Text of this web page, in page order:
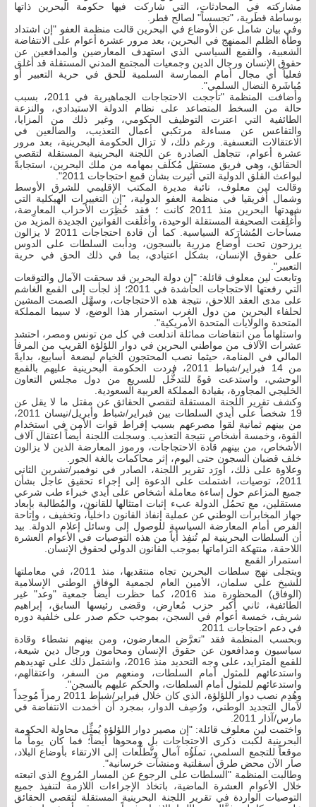
مشاركته في المحادثات، التي شاركت فيها حكومة البحرين ذاتها
بوساطة قطَرية، "تجسساً" لصالح قطر.
وفي بيان شامل عن الأوضاع في البحرين قالت منظمة العفو "إن اشتداد
وطأة الظلم الممنهج في البحرين، بعد مرور عشرة أعوام على الانتفاضة
الشعبية، والقمع السياسي الذي استهدف المعارضين والمدافعين عن
حقوق الإنسان ورجال الدين وجمعيات المجتمع المدني المستقلة قد أغلق
فعلياً أي مجال أمام الممارسة السلمية للحق في حرية التعبير أو
مُباشَرة النضال السلمي".
وأضافت المنظمة "تأججت الاحتجاجات الجماهيرية في 2011، بسبب
حالة من السخط المتصاعد على نظام الدولة الاستبدادي، والنزعة
الطائفية التي اعترت التوظيف الحكومي، وغير ذلك من المزايا،
والتقاعس عن مساءلة مرتكبي أعمال التعذيب، والضالعين في
الاعتقالات التعسفية. ورغم ذلك، لا تزال الحكومة البحرينية، بعد مرور
عشرة أعوام، تتجاهل الصادرة عن اللجنة البحرينية المستقلة لتقصي
الحقائق، وهي فريق مستقل مُكلَف بمهامه من ملك البحرين، استجابةً
لبواعث القلق الدولية التي أُثيرت بشأن قمع احتجاجات 2011".
وقالت لين معلوف، نائبة مديرة المكتب الإقليمي للشرق الأوسط
وشمال أفريقيا في منظمة العفو الدولية، "إن التغييرات الهيكلية التي
شهدتها البحرين منذ 2011 كانت ؛ فقد حُظِرَت الأحزاب المعارِضة،
وأُغلِقت الصحيفة المستقلة الوحيدة، وأغلَقت القوانين الجديدة المزيد من
مساحات المُشارَكة السياسية. كما أن قادة احتجاجات 2011 لا يزالون
يرزحون تحت أوضاع مزرية بالسجون، ودأبت السلطات على الدوس
على حقوق الإنسان، بشكل اعتيادي، بما في ذلك الحق في حرية
التعبير".
وتابعت لين معلوف قائلة: "إن دولة البحرين قد سحقت الآمال والتوقعات
التي رفعتها الاحتجاجات الحاشدة في 2011؛ إذ لجأت إلى القمع الغاشم
على مدى العقد اللاحق، نتيجة هذه الاحتجاجات، وسهَّل الصمت المشين
لحلفاء البحرين من دول الغرب استمرار هذا الوضع، لا سيما المملكة
المتحدة والولايات المتحدة الأمريكية".
واستلهاماً من انتفاضات مماثلة اندلعت في كل من تونس ومصر، احتشد
عشرات الآلاف من مواطني البحرين في دوار اللؤلؤة القريب من المرفأ
المالي في المنامة، حيثما نصب المحتجون الخيام لبضعة أسابيع، بدايةً
من 14 فبراير/شباط 2011، فردت الحكومة البحرينية عليهم بالقمع
الوحشي، واستدعت قوةً للتدخُّل للسريع من دول مجلس التعاون
الخليجي المجاورة، بقيادة المملكة العربية السعودية.
وكشف تقرير اللجنة المستقلة لتقصي الحقائق عن مقتل ما لا يقل عن
19 شخصاً على أيدي السلطات بين فبراير/شباط وأبريل/نيسان 2011،
من بينهم ثمانية لقوا مصرعهم بسبب إفراط قوات الأمن في استخدام
القوة، وخمسة أشخاص نتيجة التعذيب. وسجلت اللجنة أيضاً اعتقال آلاف
الأشخاص، من بينهم قادة الاحتجاجات، ورموز المعارضة الذين لا يزالون
خلف قضبان السجون حتى اليوم، إثر محاكمات بالغة الجور.
وعلاوة على ذلك، أورَد تقرير اللجنة، الصادر في نوفمبر/تشرين الثاني
2011، توصيات، اشتملت على الدعوة إلى إجراء تحقيق عاجل بشأن
جميع المزاعم حول إساءة معاملة أشخاص على أيدي خبراء طب شرعي
مستقلين، مع تحمُل الدولة عبء إثبات امتثالها للقانون، والمُطالبة بإبعاد
جهاز المخابرات الوطني عن عملية إنفاذ القانون داخلياً، وتخفيف ، وإتاحة
الفرص أمام المعارضة السياسية للوصول إلى وسائل إعلام الدولة. بيد
أن السلطات البحرينية لم تُنفِذ أياً من هذه التوصيات في الأعوام العشرة
اللاحقة، منتهكة التزاماتها بموجب القانون الدولي لحقوق الإنسان.
استمرار القمع
ويتجلى نهج سلطات البحرين تجاه منتقديها، منذ 2011، في معاملتها
للشيخ علي سلمان، الأمين العام لجمعية الوفاق الوطني الإسلامية
(الوفاق) المحظورة منذ 2016، كما حظرت أيضاً جمعية "وعد" غير
الطائفية، ثاني أكبر حزب مُعارِض، وقضى رئيسها السابق، إبراهيم
شريف، خمسة أعوام في السجن، بموجب حكم صدر على خلفية دوره
في دعم احتجاجات 2011.
وبحسب المنظمة فقد "تعرَّض المعارضون، ومن بينهم نشطاء وقادة
سياسيون ومدافعون عن حقوق الإنسان ومحامون ورجال دين شيعة،
للقمع المتزايد، على وجه التحديد منذ 2016، واشتمل ذلك على تهديدهم
واستدعائهم للمثول أمام السلطات، ومنعهم من السفر، واعتقالهم،
واستدعائهم للمثول أمام السلطات، والحكم عليهم بالسجن".
وهُدِم نصب دوار اللؤلؤة، الذي كان خلال فبراير/شباط 2011 رمزاً مُوحِداً
لآمال التجديد الوطني، ورُصِف الدوار، بمجرد أن أُخمدت الانتفاضة في
مارس/آذار 2011.
واختمت لين معلوف قائلة: "إن مصير دوار اللؤلؤة يُمثِّل محاولة الحكومة
البحرينية لكبت ذكرى الاحتجاجات بل ومحوها أيضاً؛ فما كان يوماً ما
موقعاً للتجمع السلمي، تملَؤُه آمال وتَّطلُّعات إلى الارتقاء بأوضاع البلاد،
صار الآن محض طرق أسفلتية ومنشآت خرسانية".
وطالبت المنظمة "السلطات على الرجوع عن المسار المُروِع الذي اتبعته
خلال الأعوام العشرة الماضية، باتخاذ الإجراءات اللازمة لتنفيذ جميع
التوصيات الواردة في تقرير اللجنة البحرينية المستقلة لتقصي الحقائق